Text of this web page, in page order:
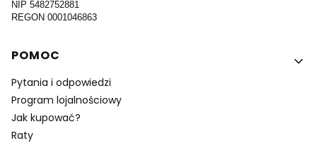
NIP 5482752881
REGON 0001046863
Linki w stopce
POMOC
Pytania i odpowiedzi
Program lojalnościowy
Jak kupować?
Raty